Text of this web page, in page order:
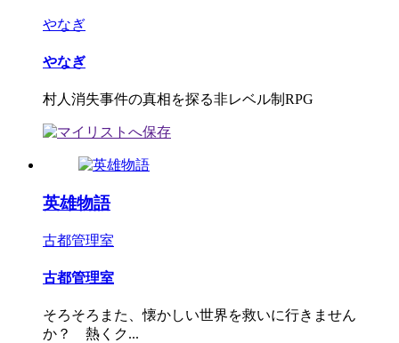
やなぎ
やなぎ
村人消失事件の真相を探る非レベル制RPG
英雄物語
古都管理室
古都管理室
そろそろまた、懐かしい世界を救いに行きません
か？ 熱くク...